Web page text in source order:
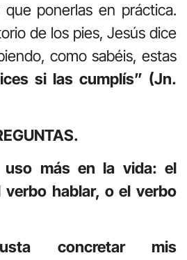
que ponerlas en práctica.
de los pies, Jesús dice
como sabéis, estas
si las cumplís” (Jn.
uso más en la vida: el
verbo hablar, o el verbo
concretar mis